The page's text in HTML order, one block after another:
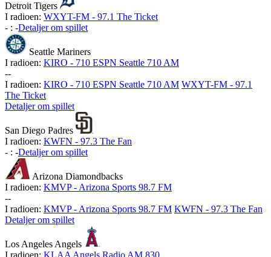
Detroit Tigers
I radioen: WXYT-FM - 97.1 The Ticket
- : -Detaljer om spillet
Seattle Mariners
I radioen: KIRO - 710 ESPN Seattle 710 AM
--
I radioen: KIRO - 710 ESPN Seattle 710 AM WXYT-FM - 97.1
The Ticket
Detaljer om spillet
San Diego Padres
I radioen: KWFN - 97.3 The Fan
- : -Detaljer om spillet
Arizona Diamondbacks
I radioen: KMVP - Arizona Sports 98.7 FM
--
I radioen: KMVP - Arizona Sports 98.7 FM KWFN - 97.3 The Fan
Detaljer om spillet
Los Angeles Angels